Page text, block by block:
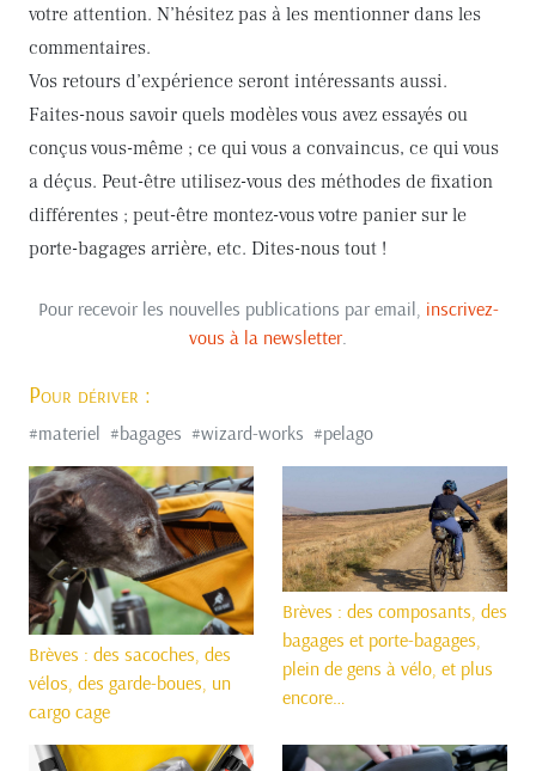
votre attention. N’hésitez pas à les mentionner dans les
commentaires.
Vos retours d’expérience seront intéressants aussi.
Faites-nous savoir quels modèles vous avez essayés ou
conçus vous-même ; ce qui vous a convaincus, ce qui vous
a déçus. Peut-être utilisez-vous des méthodes de fixation
différentes ; peut-être montez-vous votre panier sur le
porte-bagages arrière, etc. Dites-nous tout !
Pour recevoir les nouvelles publications par email, inscrivez-
vous à la newsletter.
Pour dériver :
#materiel #bagages #wizard-works #pelago
Brèves : des sacoches, des
vélos, des garde-boues, un
cargo cage
Brèves : des composants, des
bagages et porte-bagages,
plein de gens à vélo, et plus
encore…